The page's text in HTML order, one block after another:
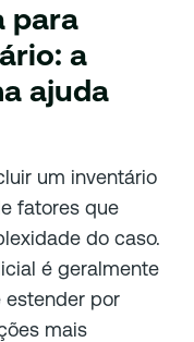
para
a
ajuda
um inventário
fatores que
do caso.
é geralmente
estender por
mais